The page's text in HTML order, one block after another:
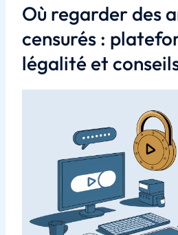
Où regarder des
censurés :
légalité et